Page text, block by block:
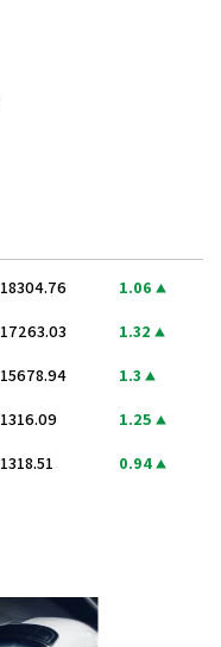
18304.76 1.06
17263.03 1.32
15678.94 1.3
1316.09 1.25
1318.51 0.94